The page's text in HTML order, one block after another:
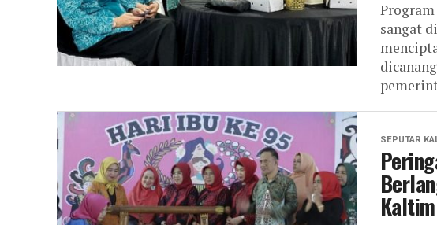
sangat
SEPUTAR
Kaltim